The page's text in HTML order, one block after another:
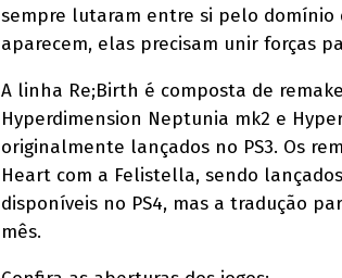
sempre lutaram entre si pelo domínio
aparecem, elas precisam unir forças
A linha Re;Birth é composta de
Hyperdimension Neptunia mk2 e
originalmente lançados no PS3. Os
Heart com a Felistella, sendo
disponíveis no PS4, mas a tradução
mês.